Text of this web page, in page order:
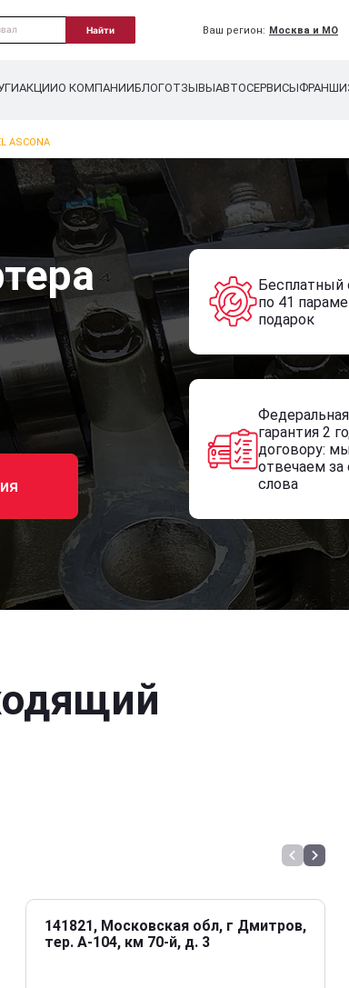
Найти Ваш регион: Москва и МО
АКЦИИО КОМПАНИИБЛОГОТЗЫВЫАВТОСЕРВИСЫ
ASCONA
Бесплатный
по 41
подарок
Федеральная
гарантия 2
договору:
отвечаем за
слова
141821, Московская обл, г Дмитров,
тер. А-104, км 70-й, д. 3